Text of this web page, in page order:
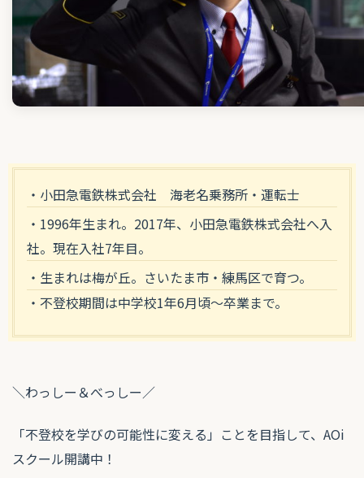
・小田急電鉄株式会社 海老名乗務所・運転士
・1996年生まれ。2017年、小田急電鉄株式会社へ入
社。現在入社7年目。
・生まれは梅が丘。さいたま市・練馬区で育つ。
・不登校期間は中学校1年6月頃～卒業まで。
＼わっしー＆べっしー／
「不登校を学びの可能性に変える」ことを目指して、AOi
スクール開講中！